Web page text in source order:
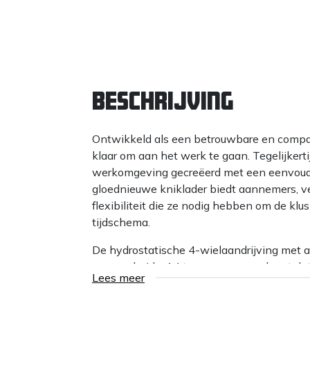
Beschrijving
Ontwikkeld als een betrouwbare en
klaar om aan het werk te gaan.
werkomgeving gecreëerd met een
gloednieuwe kniklader biedt aannemers,
flexibiliteit die ze nodig hebben om de
tijdschema.
De hydrostatische 4-wielaandrijving met
sper op beide, 14 tons assen, voorkomt
voldoende trekkracht voor een soepele
Lees meer